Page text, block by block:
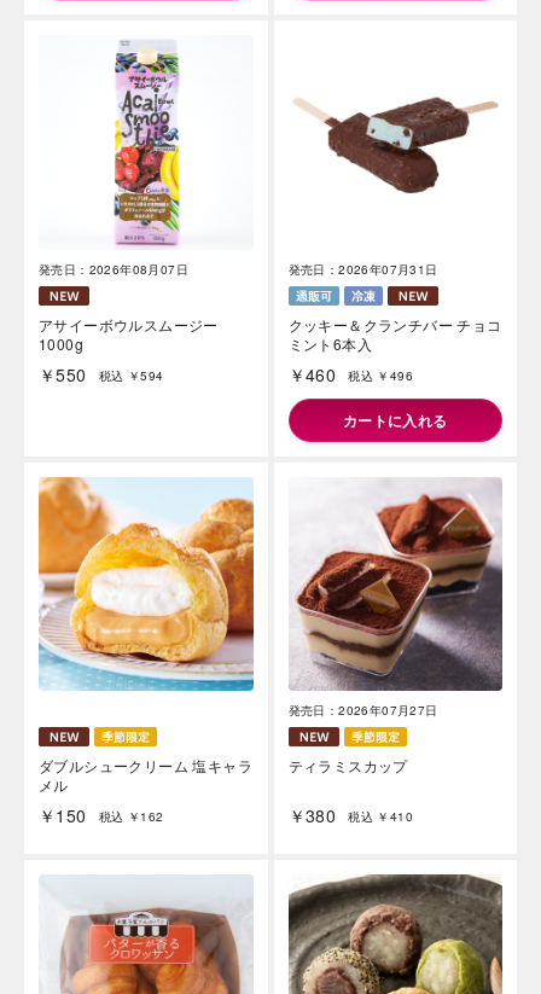
発売日：2026年08月07日
アサイーボウルスムージー
1000g
￥550 税込 ￥594
発売日：2026年07月31日
クッキー＆クランチバー チョコ
ミント6本入
￥460 税込 ￥496
カートに入れる
ダブルシュークリーム 塩キャラ
メル
￥150 税込 ￥162
発売日：2026年07月27日
ティラミスカップ
￥380 税込 ￥410
雄大な八ヶ岳山麓の自
る、こだわりのスイー